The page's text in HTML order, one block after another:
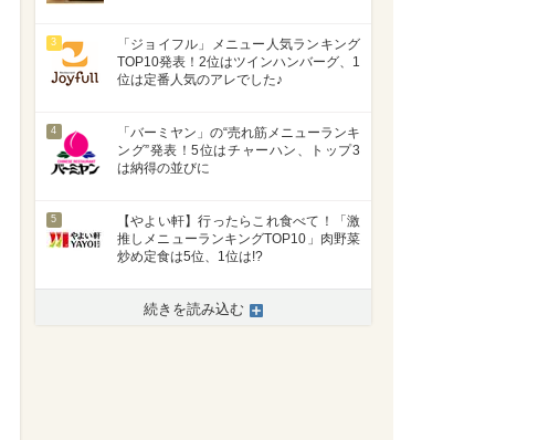
3
「ジョイフル」メニュー人気ランキング
TOP10発表！2位はツインハンバーグ、1
位は定番人気のアレでした♪
4
「バーミヤン」の“売れ筋メニューランキ
ング”発表！5位はチャーハン、トップ3
は納得の並びに
5
【やよい軒】行ったらこれ食べて！「激
推しメニューランキングTOP10」肉野菜
炒め定食は5位、1位は!?
続きを読み込む